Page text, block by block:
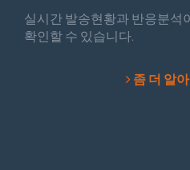
실시간 발송현황과 반응분석
확인할 수 있습니다.
좀 더 알